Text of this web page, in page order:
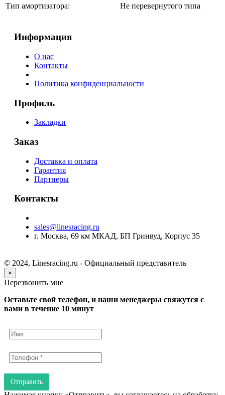
Тип амортизатора:
Не перевернутого типа
Информация
О нас
Контакты
Политика конфиденциальности
Профиль
Закладки
Заказ
Доставка и оплата
Гарантия
Партнеры
Контакты
sales@linesracing.ru
г. Москва, 69 км МКАД, БП Гринвуд, Корпус 35
© 2024, Linesracing.ru - Официальный представитель
×
Перезвонить мне
Оставьте свой телефон, и наши менеджеры свяжутся с
вами в течение 10 минут
Отправить